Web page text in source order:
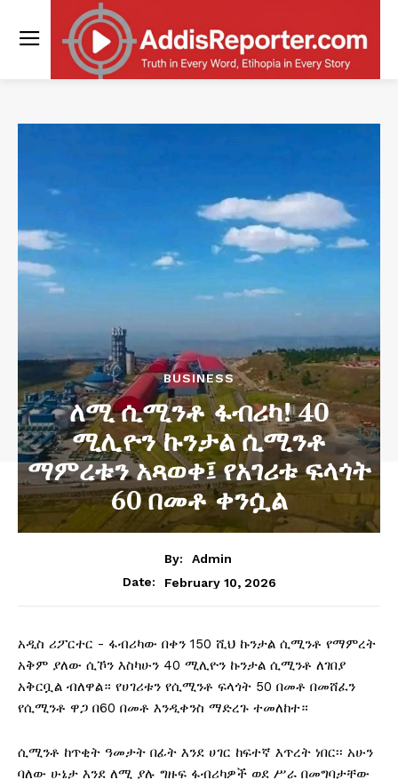
BUSINESS
ለሚ ሲሚንቶ ፋብሪካ! 40
ሚሊዮን ኩንታል ሲሚንቶ
ማምረቱን አጻወቀ፤ የአገሪቱ ፍላጎት
60 በመቶ ቀንሷል
By:
Admin
Date:
February 10, 2026
አዲስ ሪፖርተር ‎- ፋብሪካው በቀን 150 ሺህ ኩንታል ሲሚንቶ የማምረት
አቅም ያለው ሲኾን እስካሁን 40 ሚሊዮን ኩንታል ሲሚንቶ ለገበያ
አቅርቧል ብለዋል። የሀገሪቱን የሲሚንቶ ፍላጎት 50 በመቶ በመሸፈን
የሲሚንቶ ዋጋ በ60 በመቶ እንዲቀንስ ማድረጉ ተመለከተ።
ሲሚንቶ ከጥቂት ዓመታት በፊት እንደ ሀገር ከፍተኛ እጥረት ነበር፡፡ አሁን
ባለው ሁኔታ እንደ ለሚ ያሉ ግዙፍ ፋብሪካዎች ወደ ሥራ በመግባታቸው